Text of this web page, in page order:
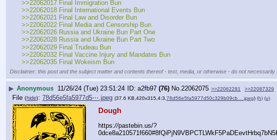
>>22062017 Final Immigration Bun
>>22062018 Final International Events Bun
>>22062021 Final Law and Disorder Bun
>>22062022 Final Media and Censorship Bun
>>22062026 Russia and Ukraine Bun Part One
>>22062028 Russia and Ukraine Bun Part Two
>>22062029 Final Trudeau Bun
>>22062032 Final Vaccine Injury and Mandates Bun
>>22062035 Final Wokeism Bun
Disclaimer: this post and the subject matter and contents thereof - text, media, or otherwise - do not necessarily
▶ Anonymous 11/26/24 (Tue) 23:51:24 a2fb97 (76) No.22062075 >>22062281 >>22087329
File (hide): 78d56e5fa5977d5⋯.jpeg (37.6 KB,420x315,4:3, 78d56e5fa5977d50c329b09cb….jpeg) (h) (u)
Dough
https://pastebin.us/?